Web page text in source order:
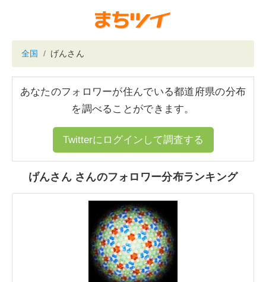
全国 げんさん
あなたのフォロワーが住んでいる都道府県の分布
を調べることができます。
Twitterにログインして調査する
げんさん さんのフォロワー分布ランキング